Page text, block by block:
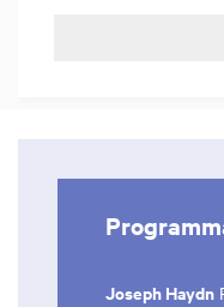
Joseph Haydn